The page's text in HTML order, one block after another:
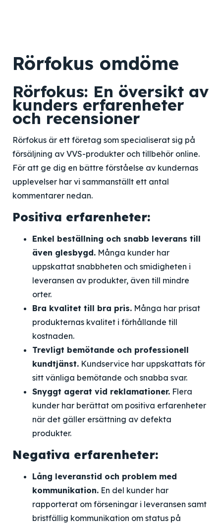
Rörfokus omdöme
Rörfokus: En översikt av
kunders erfarenheter
och recensioner
Rörfokus är ett företag som specialiserat sig på
försäljning av VVS-produkter och tillbehör online.
För att ge dig en bättre förståelse av kundernas
upplevelser har vi sammanställt ett antal
kommentarer nedan.
Positiva erfarenheter:
Enkel beställning och snabb leverans till
även glesbygd. Många kunder har
uppskattat snabbheten och smidigheten i
leveransen av produkter, även till mindre
orter.
Bra kvalitet till bra pris. Många har prisat
produkternas kvalitet i förhållande till
kostnaden.
Trevligt bemötande och professionell
kundtjänst. Kundservice har uppskattats för
sitt vänliga bemötande och snabba svar.
Snyggt agerat vid reklamationer. Flera
kunder har berättat om positiva erfarenheter
när det gäller ersättning av defekta
produkter.
Negativa erfarenheter:
Lång leveranstid och problem med
kommunikation. En del kunder har
rapporterat om förseningar i leveransen samt
bristfällig kommunikation om status på